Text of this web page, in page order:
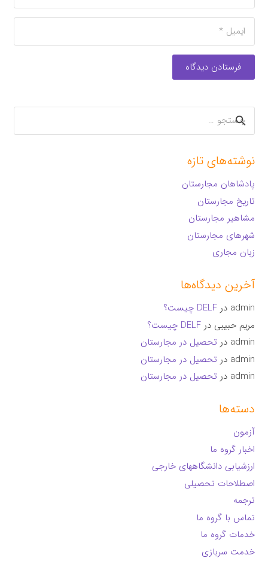
فرستادن دیدگاه
جستجو
برای:
نوشته‌های تازه
پادشاهان مجارستان
تاریخ مجارستان
مشاهیر مجارستان
شهرهای مجارستان
زبان مجاری
آخرین دیدگاه‌ها
admin درDELF چیست؟
مریم حبیبی درDELF چیست؟
admin در تحصیل در مجارستان
admin در تحصیل در مجارستان
admin در تحصیل در مجارستان
دسته‌ها
آزمون
اخبار گروه ما
ارزشیابی دانشگاههای خارجی
اصطلاحات تحصیلی
ترجمه
تماس با گروه ما
خدمات گروه ما
خدمت سربازی